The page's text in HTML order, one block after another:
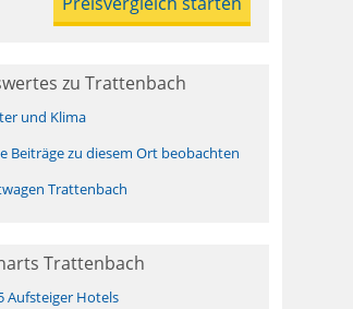
zu Trattenbach
und Klima
Beiträge zu diesem Ort beobachten
Trattenbach
Trattenbach
Aufsteiger Hotels